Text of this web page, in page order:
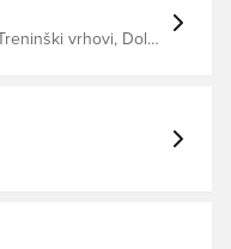
okroglega vratu
Club in PUMA
vrhovi, Dolgi